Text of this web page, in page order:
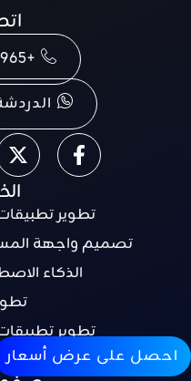
+965 506 92333
تطوير
تصميم واجهة
الذكاء
تطوير
احصل على عرض أسعار